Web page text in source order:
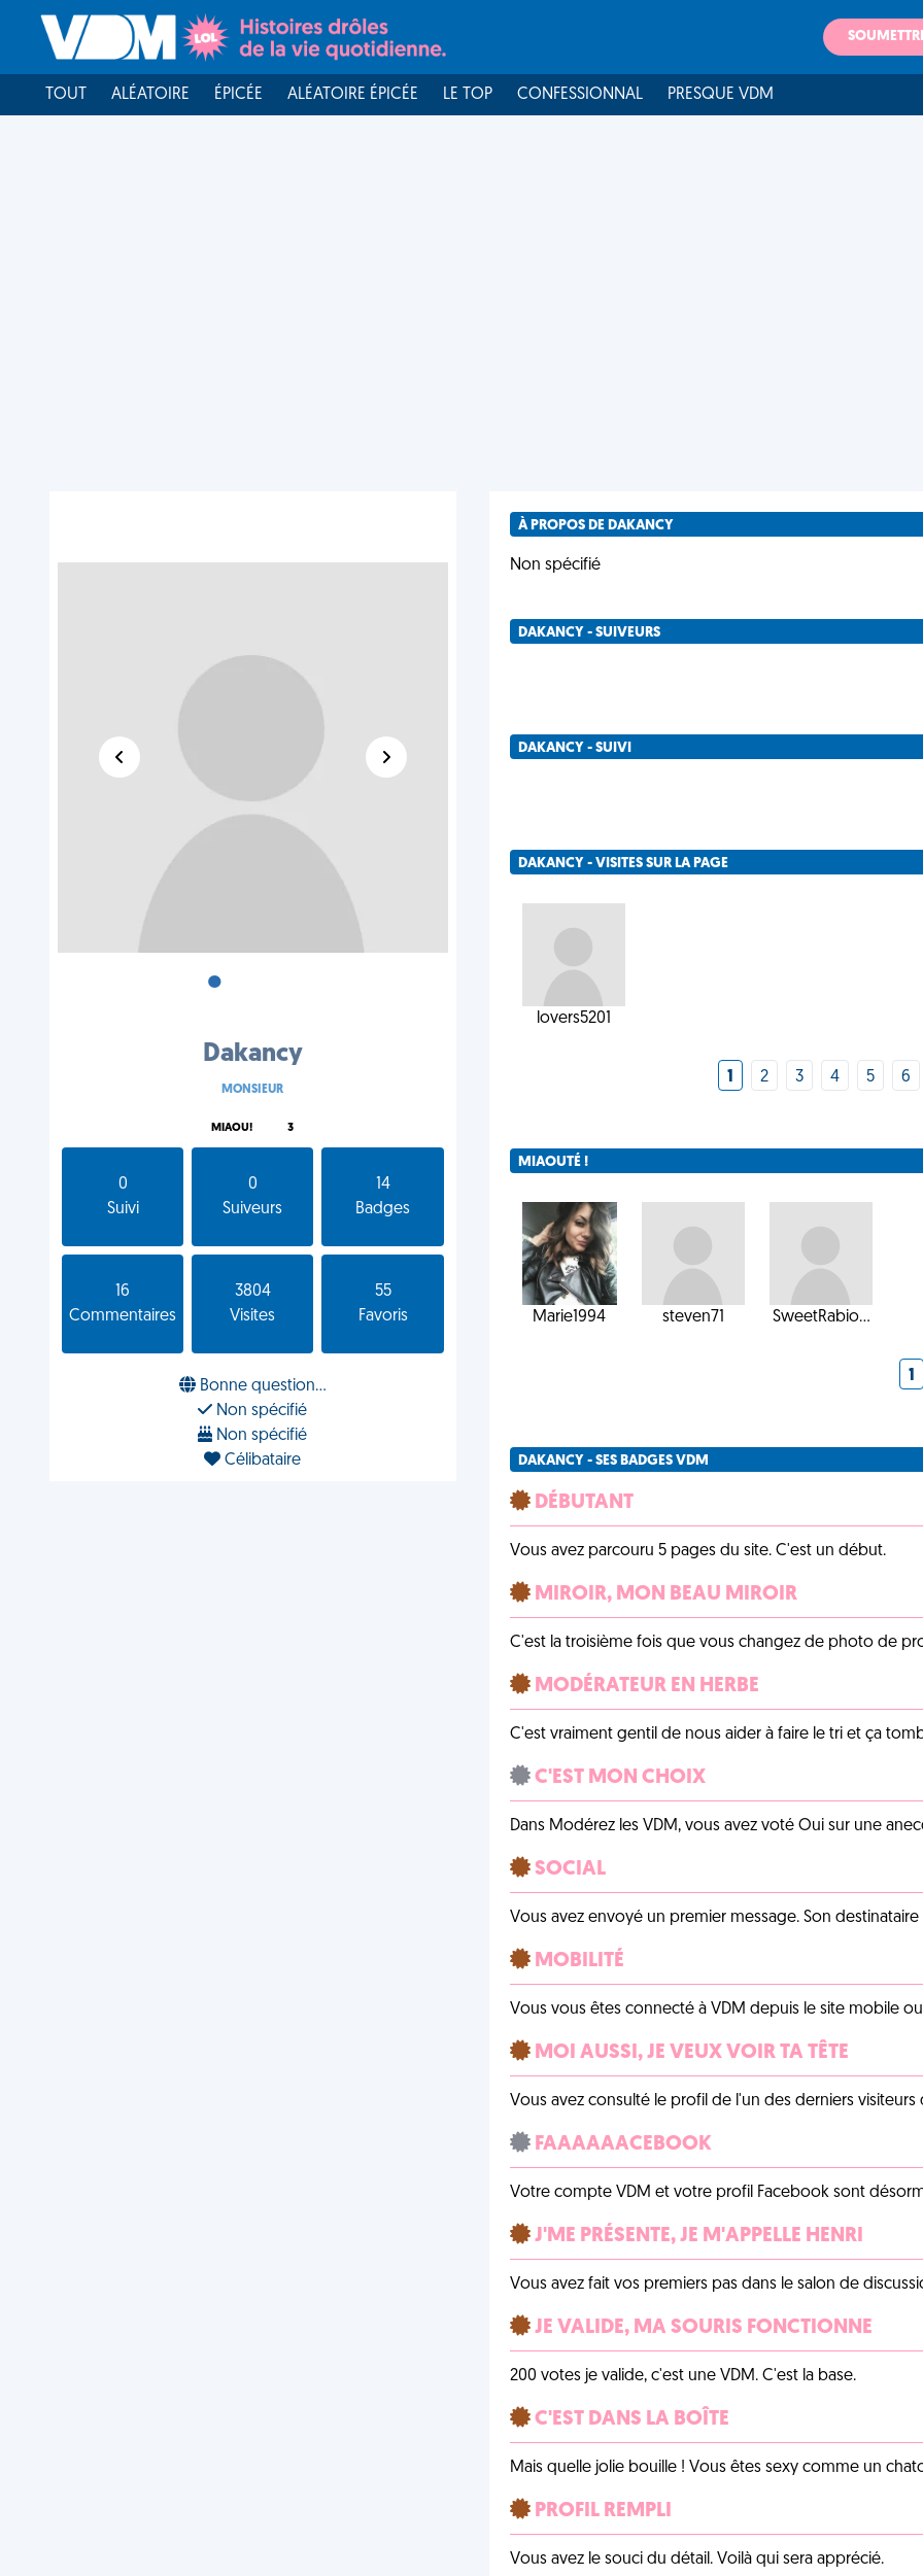
TOUT ALÉATOIRE ÉPICÉE ALÉATOIRE ÉPICÉE LE TOP CONFESSIONNAL PRESQUE VDM
•
Dakancy
MONSIEUR
MIAOU! 3
0
Suivi
0
Suiveurs
14
Badges
16
Commentaires
3804
Visites
55
Favoris
Bonne question...
Non spécifié
Non spécifié
Célibataire
À PROPOS DE DAKANCY
Non spécifié
DAKANCY - SUIVEURS
DAKANCY - SUIVI
DAKANCY - VISITES SUR LA PAGE
lovers5201
1 2 3 4 5 6
MIAOUTÉ !
Marie1994 steven71 SweetRabio...
1
DAKANCY - SES BADGES VDM
DÉBUTANT
Vous avez parcouru 5 pages du site. C'est un début.
MIROIR, MON BEAU MIROIR
C'est la troisième fois que vous changez de photo de
MODÉRATEUR EN HERBE
C'est vraiment gentil de nous aider à faire le tri et ça
C'EST MON CHOIX
Dans Modérez les VDM, vous avez voté Oui sur une
SOCIAL
Vous avez envoyé un premier message. Son
MOBILITÉ
Vous vous êtes connecté à VDM depuis le site mobile
MOI AUSSI, JE VEUX VOIR TA TÊTE
Vous avez consulté le profil de l'un des derniers
FAAAAAACEBOOK
Votre compte VDM et votre profil Facebook sont
J'ME PRÉSENTE, JE M'APPELLE HENRI
Vous avez fait vos premiers pas dans le salon de
JE VALIDE, MA SOURIS FONCTIONNE
200 votes je valide, c'est une VDM. C'est la base.
C'EST DANS LA BOÎTE
Mais quelle jolie bouille ! Vous êtes sexy comme un
PROFIL REMPLI
Vous avez le souci du détail. Voilà qui sera apprécié.